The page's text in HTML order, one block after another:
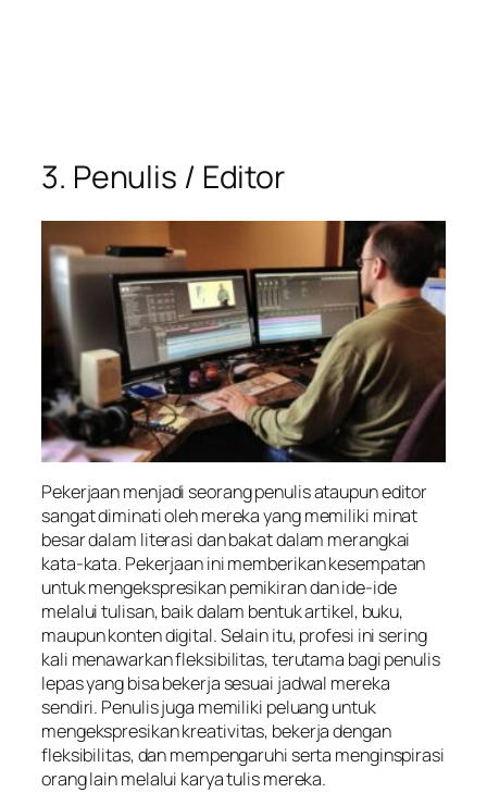
3. Penulis / Editor
Pekerjaan menjadi seorang penulis ataupun editor
sangat diminati oleh mereka yang memiliki minat
besar dalam literasi dan bakat dalam merangkai
kata-kata. Pekerjaan ini memberikan kesempatan
untuk mengekspresikan pemikiran dan ide-ide
melalui tulisan, baik dalam bentuk artikel, buku,
maupun konten digital. Selain itu, profesi ini sering
kali menawarkan fleksibilitas, terutama bagi penulis
lepas yang bisa bekerja sesuai jadwal mereka
sendiri. Penulis juga memiliki peluang untuk
mengekspresikan kreativitas, bekerja dengan
fleksibilitas, dan mempengaruhi serta menginspirasi
orang lain melalui karya tulis mereka.